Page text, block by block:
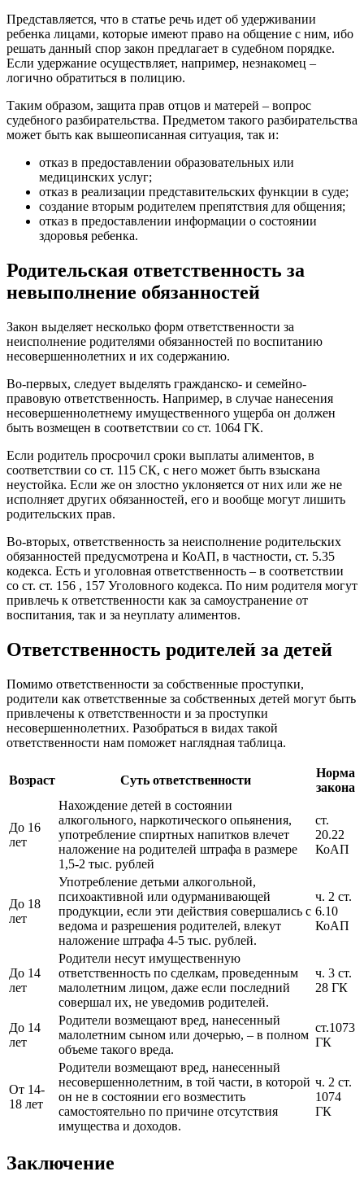
Представляется, что в статье речь идет об удерживании
ребенка лицами, которые имеют право на общение с ним, ибо
решать данный спор закон предлагает в судебном порядке.
Если удержание осуществляет, например, незнакомец –
логично обратиться в полицию.
Таким образом, защита прав отцов и матерей – вопрос
судебного разбирательства. Предметом такого разбирательства
может быть как вышеописанная ситуация, так и:
отказ в предоставлении образовательных или
медицинских услуг;
отказ в реализации представительских функции в суде;
создание вторым родителем препятствия для общения;
отказ в предоставлении информации о состоянии
здоровья ребенка.
Родительская ответственность за
невыполнение обязанностей
Закон выделяет несколько форм ответственности за
неисполнение родителями обязанностей по воспитанию
несовершеннолетних и их содержанию.
Во-первых, следует выделять гражданско- и семейно-
правовую ответственность. Например, в случае нанесения
несовершеннолетнему имущественного ущерба он должен
быть возмещен в соответствии со ст. 1064 ГК.
Если родитель просрочил сроки выплаты алиментов, в
соответствии со ст. 115 СК, с него может быть взыскана
неустойка. Если же он злостно уклоняется от них или же не
исполняет других обязанностей, его и вообще могут лишить
родительских прав.
Во-вторых, ответственность за неисполнение родительских
обязанностей предусмотрена и КоАП, в частности, ст. 5.35
кодекса. Есть и уголовная ответственность – в соответствии
со ст. ст. 156 , 157 Уголовного кодекса. По ним родителя могут
привлечь к ответственности как за самоустранение от
воспитания, так и за неуплату алиментов.
Ответственность родителей за детей
Помимо ответственности за собственные проступки,
родители как ответственные за собственных детей могут быть
привлечены к ответственности и за проступки
несовершеннолетних. Разобраться в видах такой
ответственности нам поможет наглядная таблица.
Возраст Суть ответственности
Норма
закона
До 16
лет
Нахождение детей в состоянии
алкогольного, наркотического опьянения,
употребление спиртных напитков влечет
наложение на родителей штрафа в размере
1,5-2 тыс. рублей
ст.
20.22
КоАП
До 18
лет
Употребление детьми алкогольной,
психоактивной или одурманивающей
продукции, если эти действия совершались с
ведома и разрешения родителей, влекут
наложение штрафа 4-5 тыс. рублей.
ч. 2 ст.
6.10
КоАП
До 14
лет
Родители несут имущественную
ответственность по сделкам, проведенным
малолетним лицом, даже если последний
совершал их, не уведомив родителей.
ч. 3 ст.
28 ГК
До 14
лет
Родители возмещают вред, нанесенный
малолетним сыном или дочерью, – в полном
объеме такого вреда.
ст.1073
ГК
От 14-
18 лет
Родители возмещают вред, нанесенный
несовершеннолетним, в той части, в которой
он не в состоянии его возместить
самостоятельно по причине отсутствия
имущества и доходов.
ч. 2 ст.
1074
ГК
Заключение